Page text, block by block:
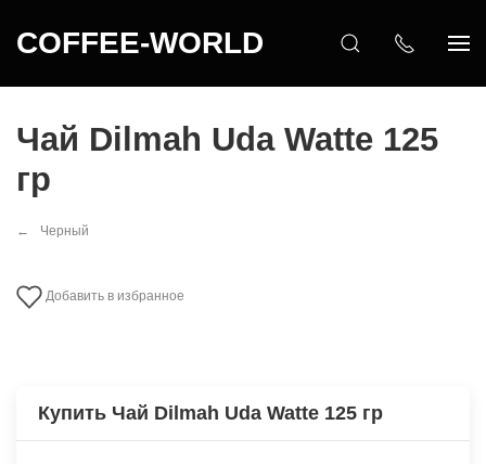
COFFEE-WORLD
Чай Dilmah Uda Watte 125
гр
Черный
Добавить в избранное
Купить Чай Dilmah Uda Watte 125 гр